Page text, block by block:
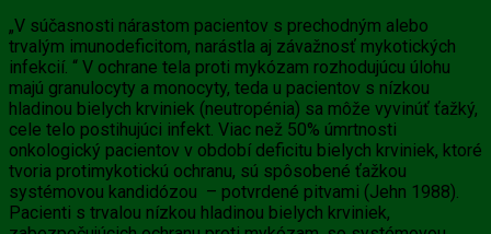
„V súčasnosti nárastom pacientov s prechodným alebo
trvalým imunodeficitom, narástla aj závažnosť mykotických
infekcií. “ V ochrane tela proti mykózam rozhodujúcu úlohu
majú granulocyty a monocyty, teda u pacientov s nízkou
hladinou bielych krviniek (neutropénia) sa môže vyvinúť ťažký,
cele telo postihujúci infekt. Viac než 50% úmrtnosti
onkologický pacientov v období deficitu bielych krviniek, ktoré
tvoria protimykotickú ochranu, sú spôsobené ťažkou
systémovou kandidózou – potvrdené pitvami (Jehn 1988).
Pacienti s trvalou nízkou hladinou bielych krviniek,